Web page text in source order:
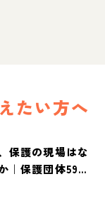
たい方へ
保護の現場はな
｜保護団体59団
犬・保護猫白書